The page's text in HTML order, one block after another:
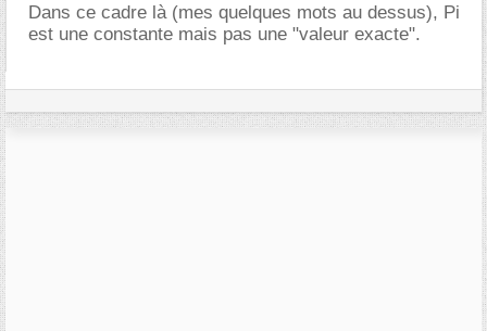
Dans ce cadre là (mes quelques mots au dessus), Pi
est une constante mais pas une "valeur exacte".